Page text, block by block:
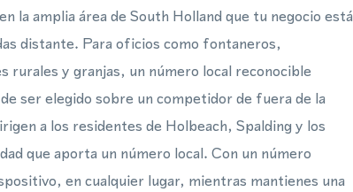
la amplia área de South Holland que tu negocio está
distante. Para oficios como fontaneros,
y granjas, un número local reconocible
ser elegido sobre un competidor de fuera de la
a los residentes de Holbeach, Spalding y los
que aporta un número local. Con un número
en cualquier lugar, mientras mantienes una